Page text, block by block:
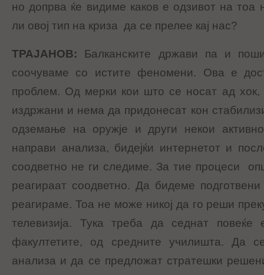
но допрва ќе видиме каков е одзивот на тоа
ли овој тип на криза да се прелее кај нас?
ТРАЈАНОВ: Балканските држави па и
соочуваме со истите феномени. Ова е
проблем. Од мерки кои што се носат ад
издржани и нема да придонесат кон
одземање на оружје и други некои
направи анализа, бидејќи интернетот и
соодветно не ги следиме. За тие процеси
реагираат соодветно. Да бидеме
реагираме. Тоа не може никој да го реши
телевизија. Тука треба да седнат
факултетите, од средните училишта. Да
анализа и да се предложат стратешки